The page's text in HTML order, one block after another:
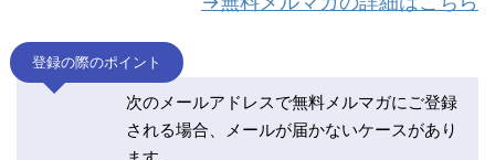
登録の際のポイント
次のメールアドレスで無料メルマガにご登録
される場合、メールが届かないケースがあり